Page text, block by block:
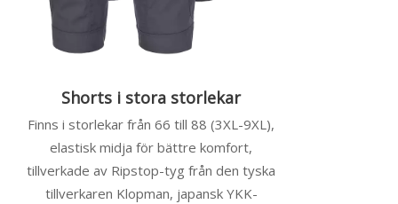
Shorts i stora storlekar
Finns i storlekar från 66 till 88 (3XL-9XL),
elastisk midja för bättre komfort,
tillverkade av Ripstop-tyg från den tyska
tillverkaren Klopman, japansk YKK-